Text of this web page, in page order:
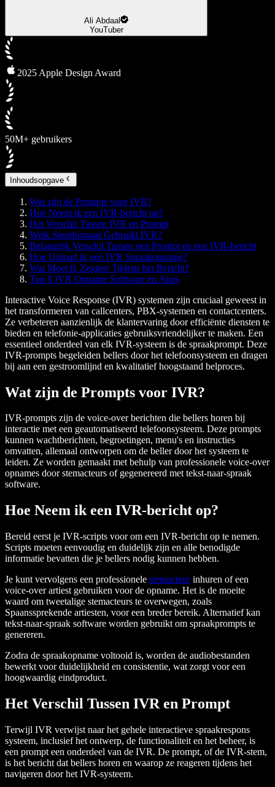
Ali Abdaal
YouTuber
2025 Apple Design Award
50M+ gebruikers
Inhoudsopgave
Wat zijn de Prompts voor IVR?
Hoe Neem ik een IVR-bericht op?
Het Verschil Tussen IVR en Prompt
Welk Stemformaat Gebruikt IVR?
Belangrijk Verschil Tussen een Prompt en een IVR-bericht
Hoe Upload ik een IVR Spraakopname?
Wat Moet ik Zeggen Tijdens het Bericht?
Top 8 IVR Opname Software en Apps
Interactive Voice Response (IVR) systemen zijn cruciaal geweest in
het transformeren van callcenters, PBX-systemen en contactcenters.
Ze verbeteren aanzienlijk de klantervaring door efficiënte diensten te
bieden en telefonie-applicaties gebruiksvriendelijker te maken. Een
essentieel onderdeel van elk IVR-systeem is de spraakprompt. Deze
IVR-prompts begeleiden bellers door het telefoonsysteem en dragen
bij aan een gestroomlijnd en kwalitatief hoogstaand belproces.
Wat zijn de Prompts voor IVR?
IVR-prompts zijn de voice-over berichten die bellers horen bij
interactie met een geautomatiseerd telefoonsysteem. Deze prompts
kunnen wachtberichten, begroetingen, menu's en instructies
omvatten, allemaal ontworpen om de beller door het systeem te
leiden. Ze worden gemaakt met behulp van professionele voice-over
opnames door stemacteurs of gegenereerd met tekst-naar-spraak
software.
Hoe Neem ik een IVR-bericht op?
Bereid eerst je IVR-scripts voor om een IVR-bericht op te nemen.
Scripts moeten eenvoudig en duidelijk zijn en alle benodigde
informatie bevatten die je bellers nodig kunnen hebben.
Je kunt vervolgens een professionele stemacteurinhuren of een
voice-over artiest gebruiken voor de opname. Het is de moeite
waard om tweetalige stemacteurs te overwegen, zoals
Spaanssprekende artiesten, voor een breder bereik. Alternatief kan
tekst-naar-spraak software worden gebruikt om spraakprompts te
genereren.
Zodra de spraakopname voltooid is, worden de audiobestanden
bewerkt voor duidelijkheid en consistentie, wat zorgt voor een
hoogwaardig eindproduct.
Het Verschil Tussen IVR en Prompt
Terwijl IVR verwijst naar het gehele interactieve spraakrespons
systeem, inclusief het ontwerp, de functionaliteit en het beheer, is
een prompt een onderdeel van de IVR. De prompt, of de IVR-stem,
is het bericht dat bellers horen en waarop ze reageren tijdens het
navigeren door het IVR-systeem.